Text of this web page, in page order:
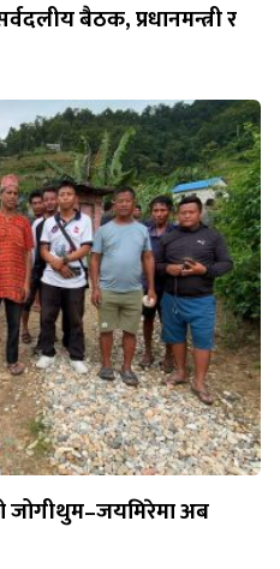
बैठक, प्रधानमन्त्री र
जोगीथुम–जयमिरेमा अब